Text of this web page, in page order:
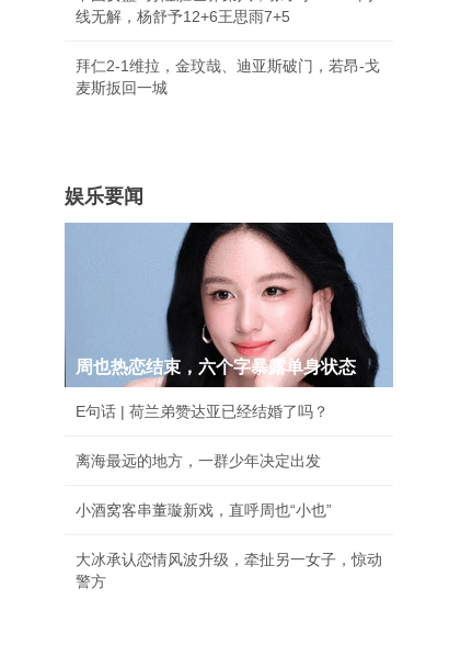
线无解，杨舒予12+6王思雨7+5
拜仁2-1维拉，金玟哉、迪亚斯破门，若昂-戈
麦斯扳回一城
娱乐要闻
周也热恋结束，六个字暴露单身状态
E句话 | 荷兰弟赞达亚已经结婚了吗？
离海最远的地方，一群少年决定出发
小酒窝客串董璇新戏，直呼周也“小也”
大冰承认恋情风波升级，牵扯另一女子，惊动
警方